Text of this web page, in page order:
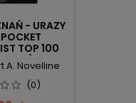
- URAZY
TOP 100
A. Novelline
(0)